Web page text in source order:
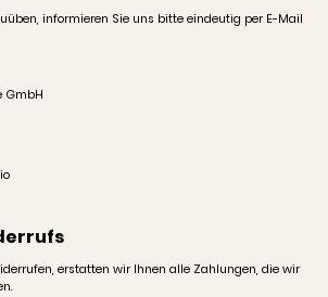
informieren Sie uns bitte eindeutig per E-Mail
GmbH
erstatten wir Ihnen alle Zahlungen, die wir